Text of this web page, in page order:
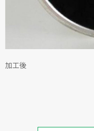
加工後